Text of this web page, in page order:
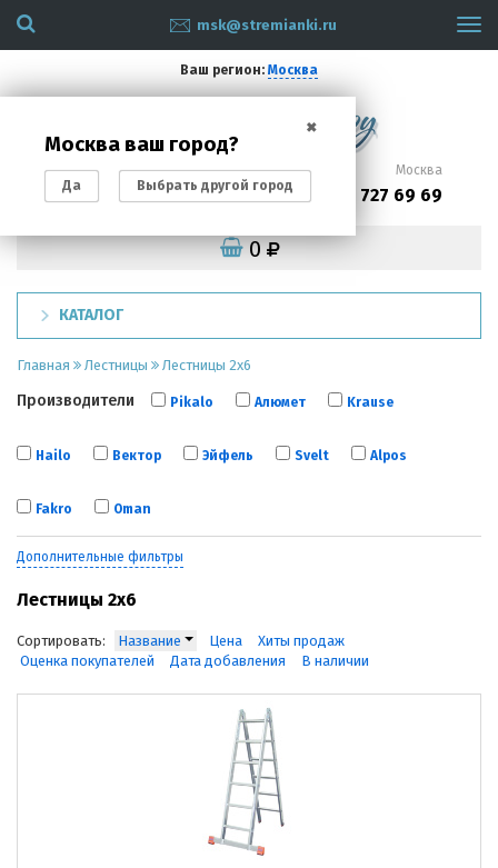
msk@stremianki.ru
Ваш регион: Москва
✖
Москва ваш город?
Да Выбрать другой город
Санкт-Петербург
(812) 200 87 93
Москва
(495) 727 69 69
0
КАТАЛОГ
Главная Лестницы Лестницы 2х6
Производители Pikalo Алюмет Krause
Hailo Вектор Эйфель Svelt Alpos
Fakro Oman
Дополнительные фильтры
Лестницы 2х6
Сортировать: Название Цена
Хиты продаж
Оценка покупателей
Дата добавления В наличии